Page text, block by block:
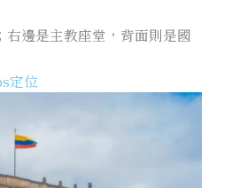
右邊是主教座堂，背面則是國
定位